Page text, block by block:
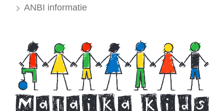
ANBI informatie